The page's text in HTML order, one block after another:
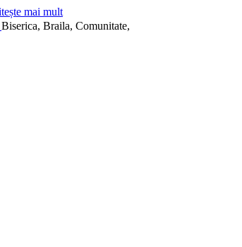
mai mult
Biserica, Braila, Comunitate,